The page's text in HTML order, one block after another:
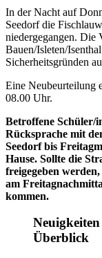
In der Nacht auf
Seedorf die
niedergegangen. Die
Bauen/Isleten/
Sicherheitsgründen
Eine Neubeurteilung
08.00 Uhr.
Betroffene Schüler/
Rücksprache mit
Seedorf bis
Hause. Sollte die
freigegeben
am
kommen.
Neuigkeiten
Überblick